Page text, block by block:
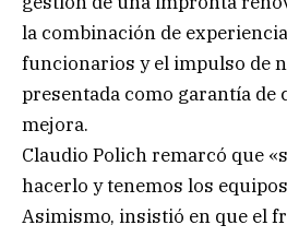
la combinación de
funcionarios y el impulso de
presentada como garantía de
mejora.
Claudio Polich remarcó que
hacerlo y tenemos los
Asimismo, insistió en que el